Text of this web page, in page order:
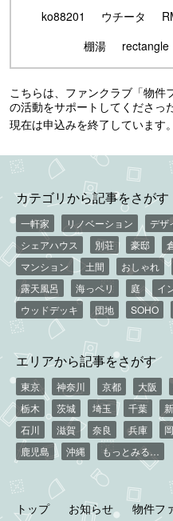
ko88201
ウチータ
棚湯
rectangle
こちらは、ファンクラブ「物件
の活動をサポートしてくださっ
現在は申込みを終了しています。
カテゴリから記事をさがす
一軒家 リノベーション デザ
シェアハウス
別荘 豪邸
マンション
土間 おしゃれ
露天風呂
海っペリ 庭 イ
ウッドデッキ
団地 SOHO
エリアから記事をさがす
東京 神奈川 京都 大阪
栃木
茨城 埼玉 千葉
石川
滋賀 奈良 兵庫
鹿児島
沖縄 もっとみる…
トップ お知らせ 物件フ